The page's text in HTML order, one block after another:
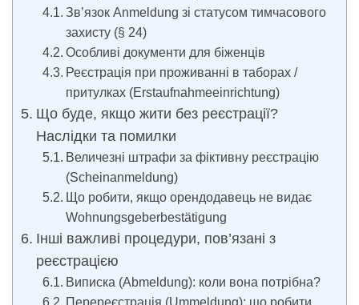
Зв’язок Anmeldung зі статусом тимчасового
захисту (§ 24)
Особливі документи для біженців
Реєстрація при проживанні в таборах /
притулках (Erstaufnahmeeinrichtung)
Що буде, якщо жити без реєстрації?
Наслідки та помилки
Величезні штрафи за фіктивну реєстрацію
(Scheinanmeldung)
Що робити, якщо орендодавець не видає
Wohnungsgeberbestätigung
Інші важливі процедури, пов’язані з
реєстрацією
Виписка (Abmeldung): коли вона потрібна?
Перереєстрація (Ummeldung): що робити